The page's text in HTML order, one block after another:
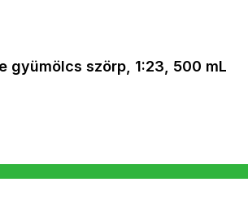
gyümölcs szörp, 1:23, 500 mL